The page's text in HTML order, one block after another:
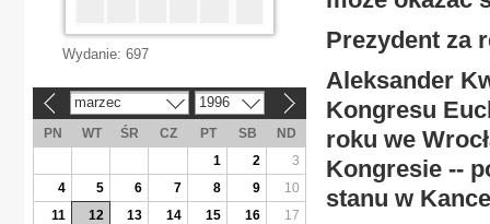
Prezydent za
Aleksander
Kongresu
roku we
Kongresie --
stanu w
Wydanie: 697
marzec 1996
PN WT ŚR CZ PT SB
ND
1
2
3
4
5 6 7 8 9
10
11
12 13 14 15 16
17